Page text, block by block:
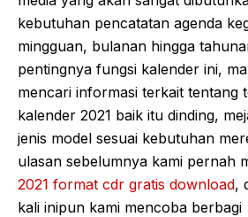
kebutuhan pencatatan agenda
mingguan, bulanan hingga
pentingnya fungsi kalender ini,
mencari informasi terkait tentang
kalender 2021 baik itu dinding,
jenis model sesuai kebutuhan
ulasan sebelumnya kami pernah
2021 format cdr gratis download,
kali inipun kami mencoba berbagi